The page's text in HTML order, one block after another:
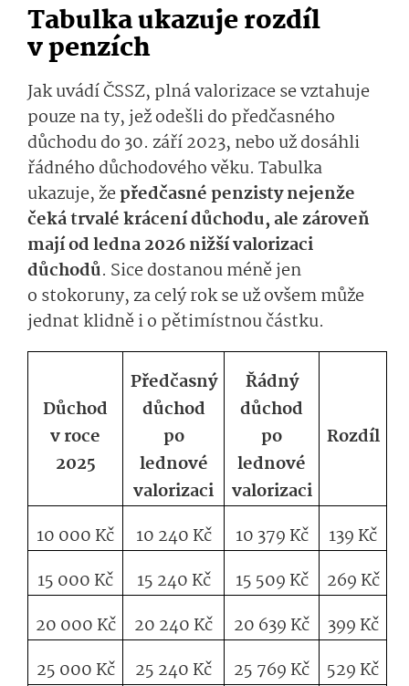
Tabulka ukazuje rozdíl
v penzích
Jak uvádí ČSSZ, plná valorizace se vztahuje
pouze na ty, jež odešli do předčasného
důchodu do 30. září 2023, nebo už dosáhli
řádného důchodového věku. Tabulka
ukazuje, žepředčasné penzisty nejenže
čeká trvalé krácení důchodu, ale zároveň
mají od ledna 2026 nižší valorizaci
důchodů. Sice dostanou méně jen
o stokoruny, za celý rok se už ovšem může
jednat klidně i o pětimístnou částku.
Důchod
v roce
2025
Předčasný
důchod
po
lednové
valorizaci
Řádný
důchod
po
lednové
valorizaci
Rozdíl
10 000 Kč 10 240 Kč 10 379 Kč
139 Kč
15 000 Kč
15 240 Kč 15 509 Kč
269 Kč
20 000 Kč
20 240 Kč 20 639 Kč
399 Kč
25 000 Kč
25 240 Kč 25 769 Kč
529 Kč